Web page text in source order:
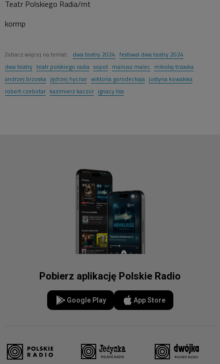
Teatr Polskiego Radia/mt
kormp
Zobacz więcej na temat: dwa teatry 2024 festiwal dwa teatry 2024
dwa teatry teatr polskiego radia sopot mariusz malec mikołaj trzaska
andrzej brzoska jędrzej hycnar wiktoria gorodeckaja justyna kowalska
robert czebotar kazimierz kaczor ignacy liss
Pobierz aplikację Polskie Radio
Google Play App Store